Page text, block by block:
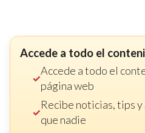
Accede a todo el
Accede a todo el
página web
Recibe noticias, tips
que nadie